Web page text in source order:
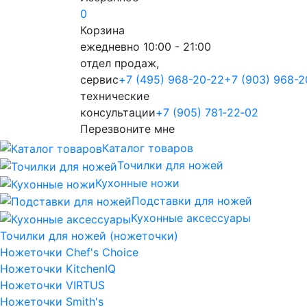
0
Корзина
ежедневно 10:00 - 21:00
отдел продаж,
сервис+7 (495) 968-20-22+7 (903) 968-
технические
консультации+7 (905) 781‑22‑02
Перезвоните мне
Каталог товаров
Точилки для ножей
Кухонные ножи
Подставки для ножей
Кухонные аксессуары
Точилки для ножей (ножеточки)
Ножеточки Chef's Choice
Ножеточки KitchenIQ
Ножеточки VIRTUS
Ножеточки Smith's